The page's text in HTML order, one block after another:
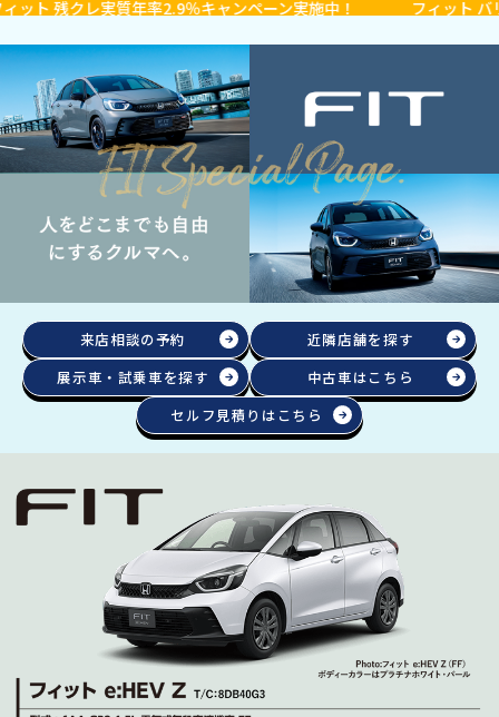
残クレ実質年率2.9％キャンペーン実施中！ フィット バリ
来店相談の予約
近隣店舗を探す
展示車・試乗車を探す
中古車はこちら
セルフ見積りはこちら